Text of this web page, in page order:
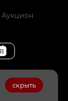
Аукцион
скрыть